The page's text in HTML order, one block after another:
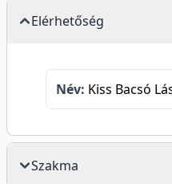
Elérhetőség
Név: Kiss Bacsó
Szakma